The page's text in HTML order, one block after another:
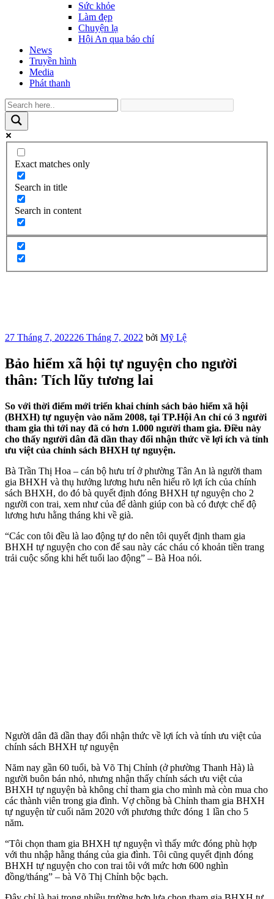
Sức khỏe
Làm đẹp
Chuyện lạ
Hội An qua báo chí
News
Truyền hình
Media
Phát thanh
Exact matches only
Search in title
Search in content
Đăng
27 Tháng 7, 202226 Tháng 7, 2022 bởi Mỹ Lệ
Bảo hiểm xã hội tự nguyện cho người
thân: Tích lũy tương lai
So với thời điểm mới triển khai chính sách bảo hiểm xã hội
(BHXH) tự nguyện vào năm 2008, tại TP.Hội An chỉ có 3 người
tham gia thì tới nay đã có hơn 1.000 người tham gia. Điều này
cho thấy người dân đã dần thay đổi nhận thức về lợi ích và tính
ưu việt của chính sách BHXH tự nguyện.
Bà Trần Thị Hoa – cán bộ hưu trí ở phường Tân An là người tham
gia BHXH và thụ hưởng lương hưu nên hiểu rõ lợi ích của chính
sách BHXH, do đó bà quyết định đóng BHXH tự nguyện cho 2
người con trai, xem như của để dành giúp con bà có được chế độ
lương hưu hằng tháng khi về già.
“Các con tôi đều là lao động tự do nên tôi quyết định tham gia
BHXH tự nguyện cho con để sau này các cháu có khoản tiền trang
trải cuộc sống khi hết tuổi lao động” – Bà Hoa nói.
Người dân đã dần thay đổi nhận thức về lợi ích và tính ưu việt của
chính sách BHXH tự nguyện
Năm nay gần 60 tuổi, bà Võ Thị Chỉnh (ở phường Thanh Hà) là
người buôn bán nhỏ, nhưng nhận thấy chính sách ưu việt của
BHXH tự nguyện bà không chỉ tham gia cho mình mà còn mua cho
các thành viên trong gia đình. Vợ chồng bà Chỉnh tham gia BHXH
tự nguyện từ cuối năm 2020 với phương thức đóng 1 lần cho 5
năm.
“Tôi chọn tham gia BHXH tự nguyện vì thấy mức đóng phù hợp
với thu nhập hằng tháng của gia đình. Tôi cũng quyết định đóng
BHXH tự nguyện cho con trai tôi với mức hơn 600 nghìn
đồng/tháng” – bà Võ Thị Chỉnh bộc bạch.